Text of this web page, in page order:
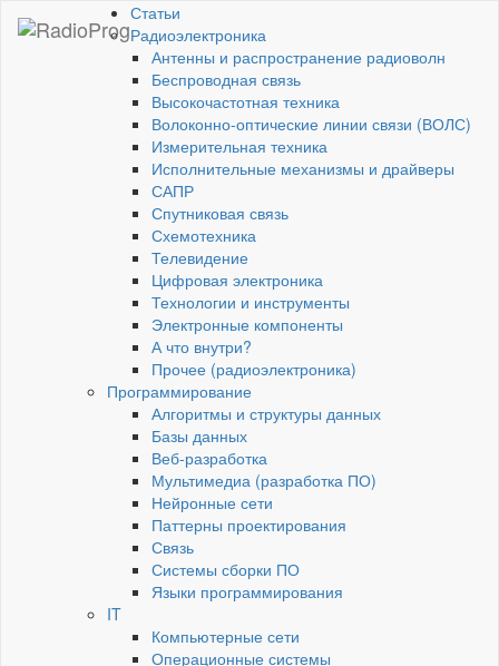
Статьи
Радиоэлектроника
Антенны и распространение радиоволн
Беспроводная связь
Высокочастотная техника
Волоконно-оптические линии связи (ВОЛС)
Измерительная техника
Исполнительные механизмы и драйверы
САПР
Спутниковая связь
Схемотехника
Телевидение
Цифровая электроника
Технологии и инструменты
Электронные компоненты
А что внутри?
Прочее (радиоэлектроника)
Программирование
Алгоритмы и структуры данных
Базы данных
Веб-разработка
Мультимедиа (разработка ПО)
Нейронные сети
Паттерны проектирования
Связь
Системы сборки ПО
Языки программирования
IT
Компьютерные сети
Операционные системы